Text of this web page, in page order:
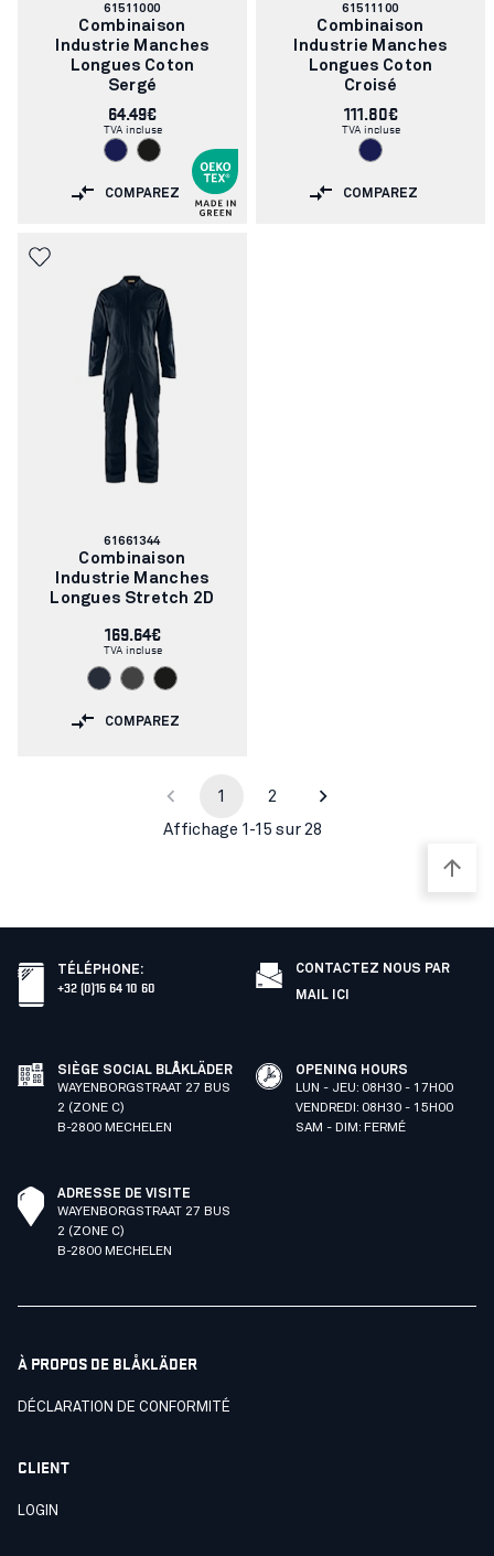
Numéro
d'article:
61511000
Combinaison
Industrie Manches
Longues Coton
Sergé
64.49€
TVA incluse
COMPAREZ
Numéro
d'article:
61511100
Combinaison
Industrie Manches
Longues Coton
Croisé
111.80€
TVA incluse
COMPAREZ
Numéro
d'article:
61661344
Combinaison
Industrie Manches
Longues Stretch 2D
169.64€
TVA incluse
COMPAREZ
1 2
Affichage 1-15 sur 28
TÉLÉPHONE:
+32 (0)15 64 10 60
CONTACTEZ NOUS PAR
MAIL ICI
SIÈGE SOCIAL BLÅKLÄDER
WAYENBORGSTRAAT 27 BUS
2 (ZONE C)
B-2800 MECHELEN
OPENING HOURS
LUN - JEU: 08H30 - 17H00
VENDREDI: 08H30 - 15H00
SAM - DIM: FERMÉ
ADRESSE DE VISITE
WAYENBORGSTRAAT 27 BUS
2 (ZONE C)
B-2800 MECHELEN
À PROPOS DE BLÅKLÄDER
DÉCLARATION DE CONFORMITÉ
CLIENT
LOGIN